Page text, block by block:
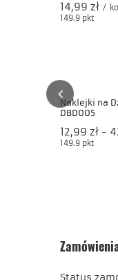
Naklejki na
DBD016
14,99 zł